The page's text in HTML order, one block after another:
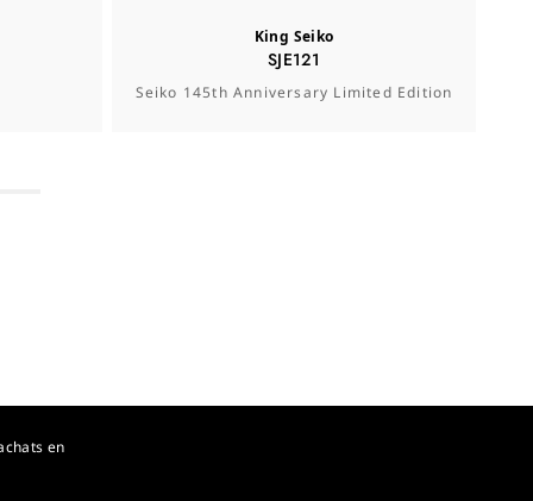
King Seiko
SJE121
Seiko 145th Anniversary Limited Edition
en